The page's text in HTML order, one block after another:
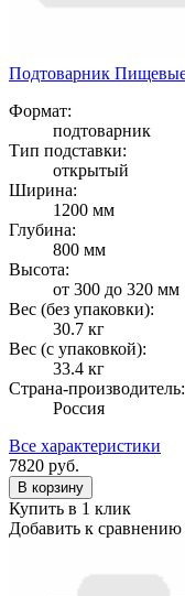
Подтоварник
Формат:
подтоварник
Тип подставки:
открытый
Ширина:
1200 мм
Глубина:
800 мм
Высота:
от 300 до 320 мм
Вес (без упаковки):
30.7 кг
Вес (с упаковкой):
33.4 кг
Страна-производитель:
Россия
Все характеристики
7820 руб.
В корзину
Купить в 1 клик
Добавить к сравнению